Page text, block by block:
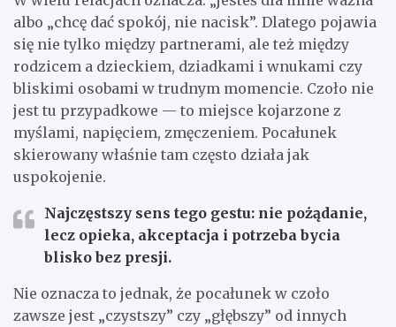
albo „chcę dać spokój, nie nacisk”. Dlatego pojawia
się nie tylko między partnerami, ale też między
rodzicem a dzieckiem, dziadkami i wnukami czy
bliskimi osobami w trudnym momencie. Czoło nie
jest tu przypadkowe — to miejsce kojarzone z
myślami, napięciem, zmęczeniem. Pocałunek
skierowany właśnie tam często działa jak
uspokojenie.
Najczęstszy sens tego gestu: nie pożądanie,
lecz opieka, akceptacja i potrzeba bycia
blisko bez presji.
Nie oznacza to jednak, że pocałunek w czoło
zawsze jest „czystszy” czy „głębszy” od innych